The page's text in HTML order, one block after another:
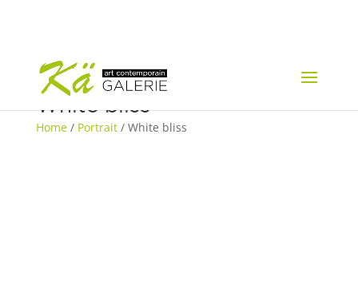
White bliss
Home/ Portrait/ White bliss